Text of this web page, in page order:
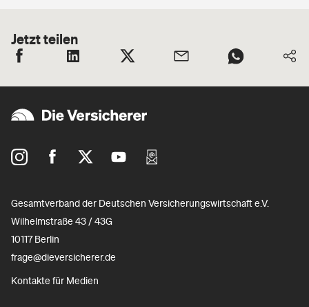
Jetzt teilen
Gesamtverband der Deutschen Versicherungswirtschaft e.V.
Wilhelmstraße 43 / 43G
10117 Berlin
frage@dieversicherer.de
Kontakte für Medien